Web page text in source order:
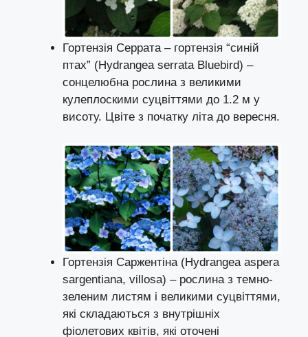
Гортензія Серрата – гортензія “синій
птах” (Hydrangea serrata Bluebird) –
сонцелюбна рослина з великими
кулеплоскими суцвіттями до 1.2 м у
висоту. Цвіте з початку літа до вересня.
Гортензія Саржентіна (Hydrangea aspera
sargentiana, villosa) – рослина з темно-
зеленим листям і великими суцвіттями,
які складаються з внутрішніх
фіолетових квітів, які оточені